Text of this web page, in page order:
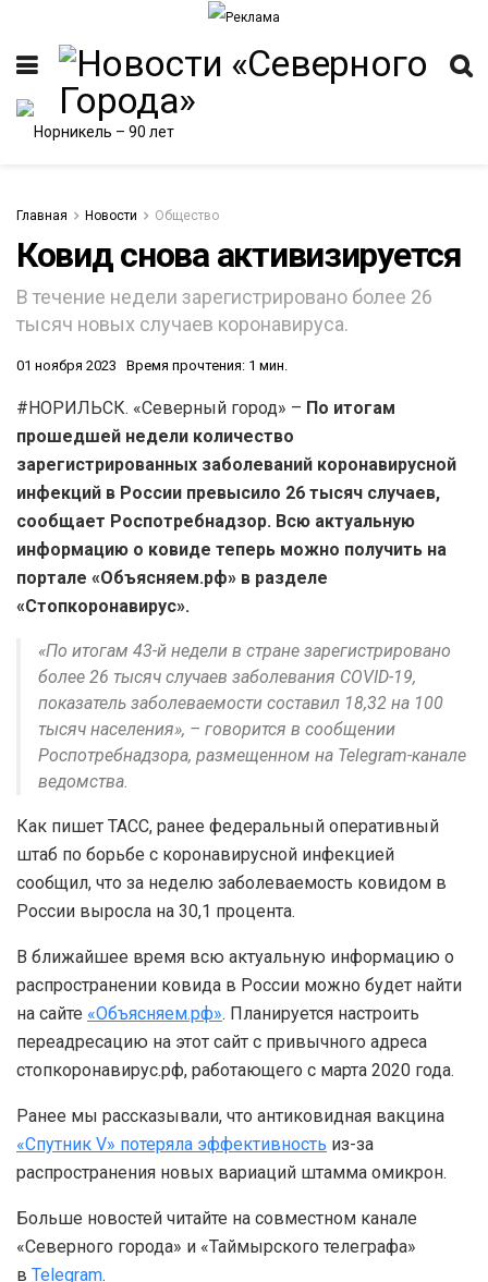
Главная Новости Общество
Ковид снова активизируется
В течение недели зарегистрировано более 26
тысяч новых случаев коронавируса.
01 ноября 2023 Время прочтения: 1 мин.
#НОРИЛЬСК. «Северный город» – По итогам
прошедшей недели количество
зарегистрированных заболеваний коронавирусной
инфекций в России превысило 26 тысяч случаев,
сообщает Роспотребнадзор. Всю актуальную
информацию о ковиде теперь можно получить на
портале «Объясняем.рф» в разделе
«Стопкоронавирус».
«По итогам 43-й недели в стране зарегистрировано
более 26 тысяч случаев заболевания COVID-19,
показатель заболеваемости составил 18,32 на 100
тысяч населения», – говорится в сообщении
Роспотребнадзора, размещенном на Telegram-канале
ведомства.
Как пишет ТАСС, ранее федеральный оперативный
штаб по борьбе с коронавирусной инфекцией
сообщил, что за неделю заболеваемость ковидом в
России выросла на 30,1 процента.
В ближайшее время всю актуальную информацию о
распространении ковида в России можно будет найти
на сайте «Объясняем.рф». Планируется настроить
переадресацию на этот сайт с привычного адреса
стопкоронавирус.рф, работающего с марта 2020 года.
Ранее мы рассказывали, что антиковидная вакцина
«Спутник V» потеряла эффективность из-за
распространения новых вариаций штамма омикрон.
Больше новостей читайте на совместном канале
«Северного города» и «Таймырского телеграфа»
в Telegram.